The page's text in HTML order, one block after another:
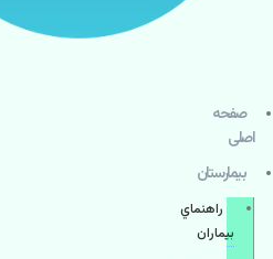
صفحه
اصلی
بيمارستان
راهنماي
بیماران